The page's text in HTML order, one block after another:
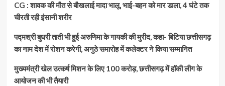
CG : शावक की मौत से बौखलाई मादा भालू, भाई-बहन को मार डाला, 4 घंटे तक
चीरती रही इंसानी शरीर
पद्मश्री बुधरी ताती भी हुई अरुणिमा के गायकी की मुरीद, कहा- बिटिया छत्तीसगढ़
का नाम देश में रोशन करेगी, अनुठे समारोह में कलेक्टर ने किया सम्मानित
मुख्यमंत्री खेल उत्कर्ष मिशन के लिए 100 करोड़, छत्तीसगढ़ में हॉकी लीग के
आयोजन की भी तैयारी